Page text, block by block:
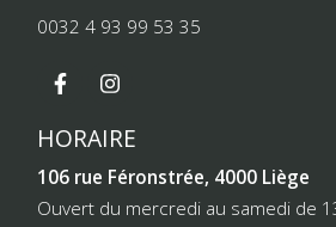
0032 4 93 99 53 35
HORAIRE
106 rue Féronstrée, 4000 Liège
Ouvert du mercredi au samedi de